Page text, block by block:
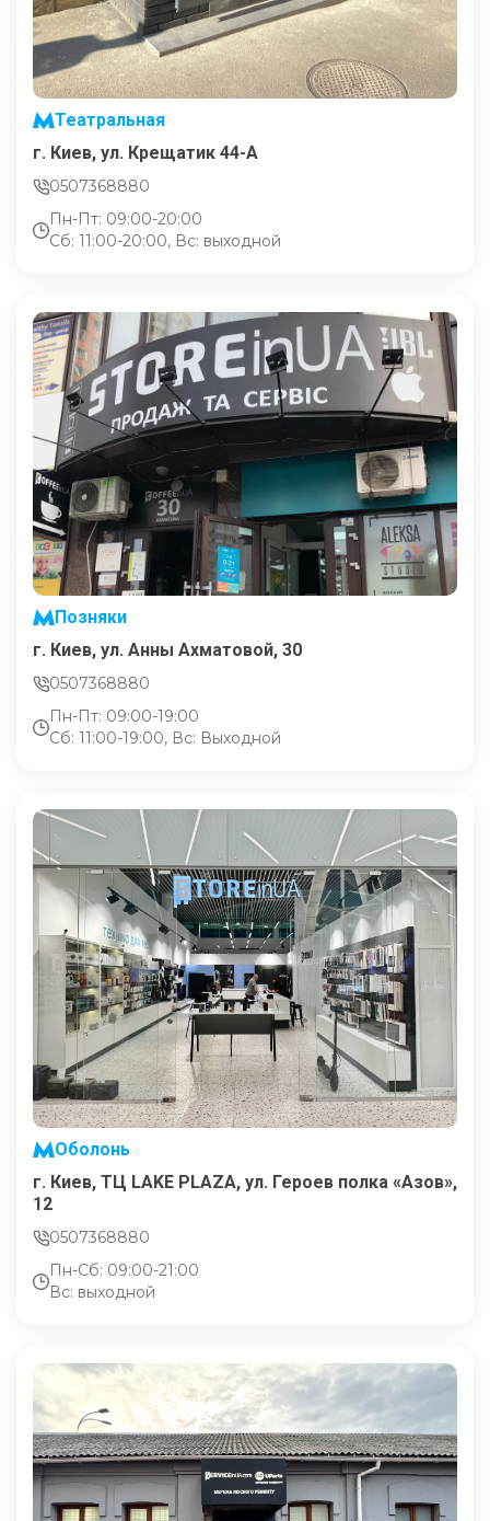
Театральная
г. Киев, ул. Крещатик 44-А
0507368880
Пн-Пт: 09:00-20:00
Сб: 11:00-20:00, Вс: выходной
Позняки
г. Киев, ул. Анны Ахматовой, 30
0507368880
Пн-Пт: 09:00-19:00
Сб: 11:00-19:00, Вс: Выходной
Оболонь
г. Киев, ТЦ LAKE PLAZA, ул. Героев полка «Азов»,
12
0507368880
Пн-Сб: 09:00-21:00
Вс: выходной